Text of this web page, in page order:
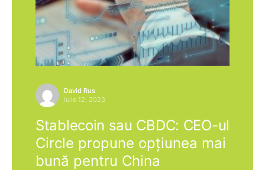
David Rus
iulie 12, 2023
Stablecoin sau CBDC: CEO-ul
Circle propune opțiunea mai
bună pentru China